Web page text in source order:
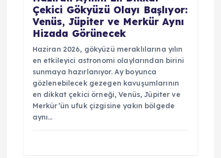
Çekici Gökyüzü Olayı Başlıyor:
Venüs, Jüpiter ve Merkür Aynı
Hizada Görünecek
Haziran 2026, gökyüzü meraklılarına yılın
en etkileyici astronomi olaylarından birini
sunmaya hazırlanıyor. Ay boyunca
gözlenebilecek gezegen kavuşumlarının
en dikkat çekici örneği, Venüs, Jüpiter ve
Merkür’ün ufuk çizgisine yakın bölgede
aynı…